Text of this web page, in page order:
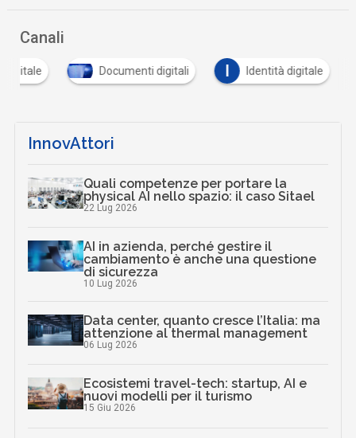
Canali
digitale Documenti digitali I Identità digitale
InnovAttori
Quali competenze per portare la
physical AI nello spazio: il caso Sitael
22 Lug 2026
AI in azienda, perché gestire il
cambiamento è anche una questione
di sicurezza
10 Lug 2026
Data center, quanto cresce l’Italia: ma
attenzione al thermal management
06 Lug 2026
Ecosistemi travel-tech: startup, AI e
nuovi modelli per il turismo
15 Giu 2026